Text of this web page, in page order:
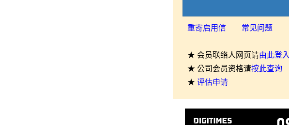
重寄启用信 常见问题
★ 会员联络人网页请由此登入
★ 公司会员资格请按此查询
★ 评估申请